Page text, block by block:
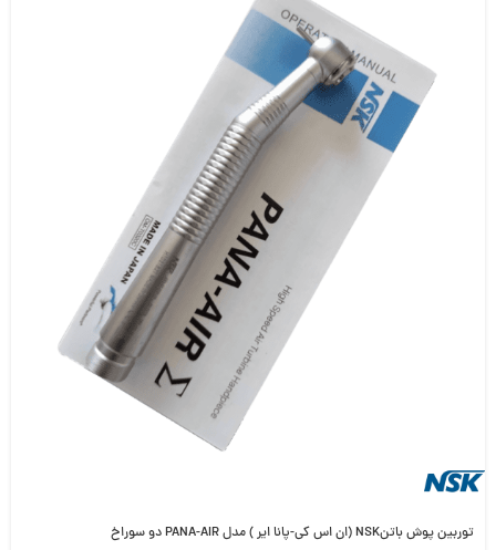
توربین پوش باتنNSK (ان اس کی-پانا ایر ) مدل PANA-AIR دو سوراخ